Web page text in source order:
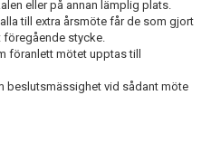
eller på annan lämplig plats.
till extra årsmöte får de som gjort
föregående stycke.
föranlett mötet upptas till
beslutsmässighet vid sådant möte